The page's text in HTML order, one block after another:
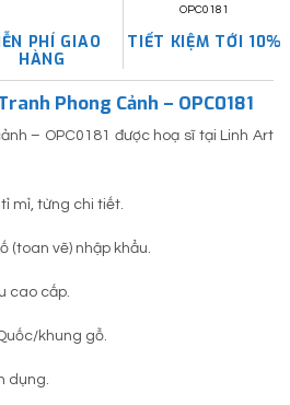
PHÍ GIAO
HÀNG
TIẾT KIỆM TỚI 10%
Phong Cảnh – OPC0181
– OPC0181 được hoạ sĩ tại Linh Art
mỉ, từng chi tiết.
(toan vẽ) nhập khẩu.
cao cấp.
khung gỗ.
dụng.